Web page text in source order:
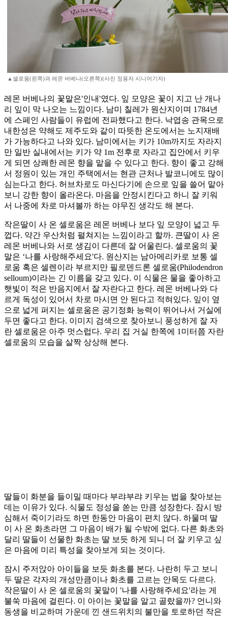
▲셀로움(왼쪽)과 레몬 버베나(오른쪽)(사진 정용자 시니어기자)
레몬 버베나의 꽃말은'인내'였다. 잎 모양은 꽃이 지고 난 개나
리 잎이 막 나오는 느낌이다. 남미 칠레가 원산지이며 1784년
에 스페인 사람들이 유럽에 전파했다고 한다. 낙엽송 관목으로
내한성은 약해도 제주도와 같이 따뜻한 온도에서는 노지재배
가 가능하다고 나와 있다. 남미에서는 키가 10m까지도 자라지
만 일반 실내에서는 키가 약 1m 전후로 자라고 집안에서 키우
게 되면 상쾌한 레몬 향을 맡을 수 있다고 한다. 향이 좋고 강해
서 정원이 있는 개인 주택에서는 현관 근처나 발코니에도 많이
심는다고 한다. 허브차로도 마신다기에 손으로 잎을 쓸어 맡아
보니 강한 향이 올라온다. 마음을 안정시킨다고 하니 잘 키워
서 나중에 차로 마셔볼까 하는 야무진 생각도 해 본다.
작은딸이 사 온 셀로움은 레몬 버베나 보다 잎 모양이 넓고 두
껍다. 약간 우산처럼 펼쳐지는 느낌이라고 할까. 큰딸이 사 온
레몬 버베나와 서로 생김이 다른데 잘 어울린다. 셀로움의 꽃
말은 ‘나를 사랑해주세요'다. 원산지는 남아메리카로 보통 셀
로움 혹은 셀렌이라 부르지만 필로덴드론 셀로움(Philodendron
selloum)이라는 긴 이름을 갖고 있다. 이 식물은 물을 좋아하고
햇빛이 적은 반음지에서 잘 자란다고 한다. 레몬 버베나와 다
르게 독성이 있어서 차로 마시면 안 된다고 적혀있다. 잎이 옆
으로 넓게 퍼지는 셀로움은 공기정화 능력이 뛰어나서 거실에
두면 좋다고 한다. 이미지 검색으로 찾아보니 풍성하게 잘 자
란 셀로움은 아주 멋스럽다. 우리 집 거실 한쪽에 1미터쯤 자란
셀로움의 모습을 살짝 상상해 본다.
딸들이 화분을 들이밀 때마다 부랴부랴 키우는 법을 찾아보는
데는 이유가 있다. 식물도 정성을 쏟는 만큼 성장한다. 잠시 방
심해서 죽이기라도 하면 한동안 마음이 편치 않다. 하물며 딸
이 사 온 화초라면 그 마음이 배가 될 수밖에 없다. 다른 화초와
달리 딸들이 선물한 화초는 딸 보듯 하게 되니 더 잘 키우고 싶
은 마음에 미리 특성을 찾아보게 되는 것이다.
잠시 주저앉아 아이들을 보듯 화초를 본다. 나란히 두고 보니
두 딸은 각자의 개성만큼이나 화초를 고르는 안목도 다르다.
작은딸이 사 온 셀로움의 꽃말이 '나를 사랑해주세요'라는 게
불쑥 마음에 걸린다. 이 아이는 꽃말을 알고 골랐을까? 언니와
동생을 비교하며 가운데 낀 샌드위치의 불만을 토로하던 작은